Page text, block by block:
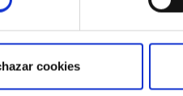
cookies